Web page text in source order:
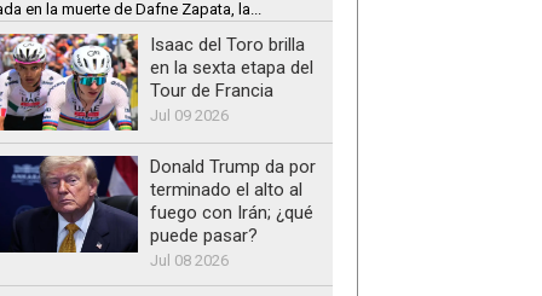
en la muerte de Dafne Zapata, la...
Isaac del Toro brilla
en la sexta etapa del
Tour de Francia
Jul 09 2026
Donald Trump da por
terminado el alto al
fuego con Irán; ¿qué
puede pasar?
Jul 08 2026